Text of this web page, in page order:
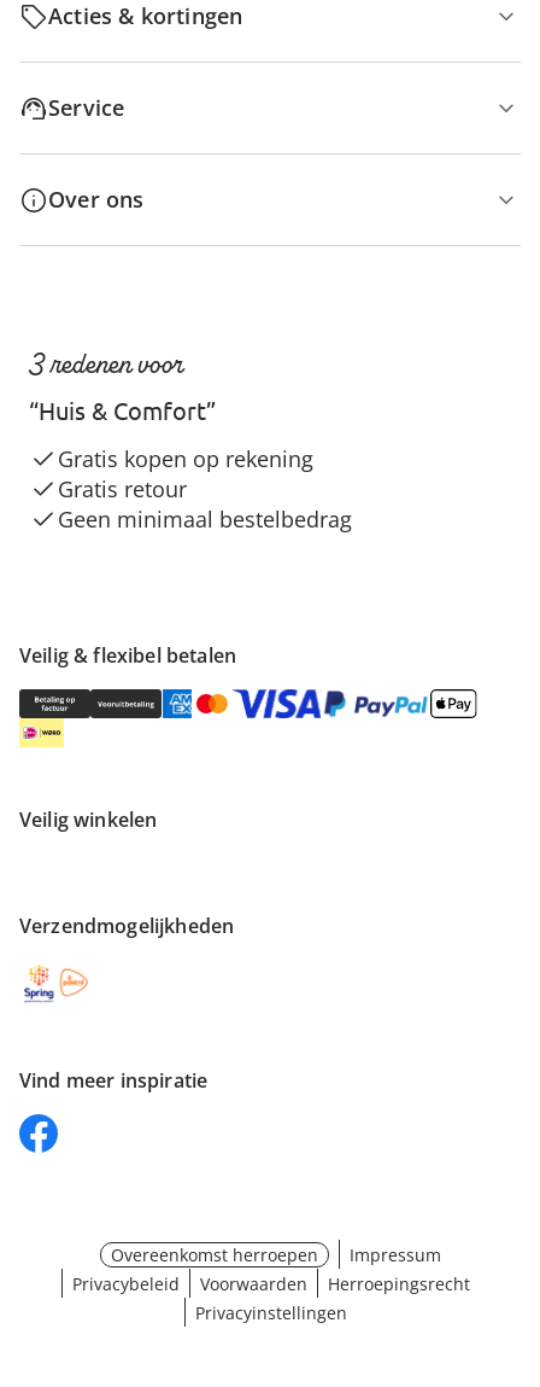
Acties & kortingen
Service
Over ons
Veilig & flexibel betalen
Veilig winkelen
Verzendmogelijkheden
Vind meer inspiratie
3 redenen voor
“Huis & Comfort”
Gratis kopen op rekening
Gratis retour
Geen minimaal bestelbedrag
Overeenkomst herroepen
Impressum
Privacybeleid
Voorwaarden
Herroepingsrecht
Privacyinstellingen